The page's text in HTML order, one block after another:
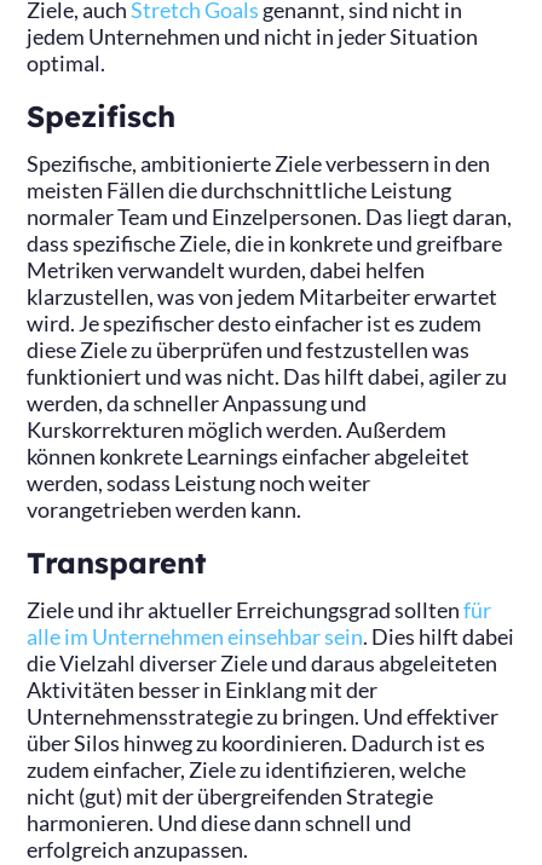
Ziele, auchStretch Goals genannt, sind nicht in
jedem Unternehmen und nicht in jeder Situation
optimal.
Spezifisch
Spezifische, ambitionierte Ziele verbessern in den
meisten Fällen die durchschnittliche Leistung
normaler Team und Einzelpersonen. Das liegt daran,
dass spezifische Ziele, die in konkrete und greifbare
Metriken verwandelt wurden, dabei helfen
klarzustellen, was von jedem Mitarbeiter erwartet
wird. Je spezifischer desto einfacher ist es zudem
diese Ziele zu überprüfen und festzustellen was
funktioniert und was nicht. Das hilft dabei, agiler zu
werden, da schneller Anpassung und
Kurskorrekturen möglich werden. Außerdem
können konkrete Learnings einfacher abgeleitet
werden, sodass Leistung noch weiter
vorangetrieben werden kann.
Transparent
Ziele und ihr aktueller Erreichungsgrad solltenfür
alle im Unternehmen einsehbar sein. Dies hilft dabei
die Vielzahl diverser Ziele und daraus abgeleiteten
Aktivitäten besser in Einklang mit der
Unternehmensstrategie zu bringen. Und effektiver
über Silos hinweg zu koordinieren. Dadurch ist es
zudem einfacher, Ziele zu identifizieren, welche
nicht (gut) mit der übergreifenden Strategie
harmonieren. Und diese dann schnell und
erfolgreich anzupassen.